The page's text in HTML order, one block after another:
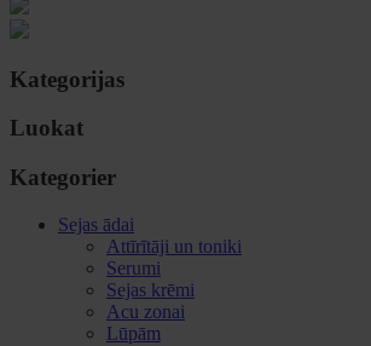
Kategorijas
Luokat
Kategorier
Sejas ādai
Attīrītāji un toniki
Serumi
Sejas krēmi
Acu zonai
Lūpām